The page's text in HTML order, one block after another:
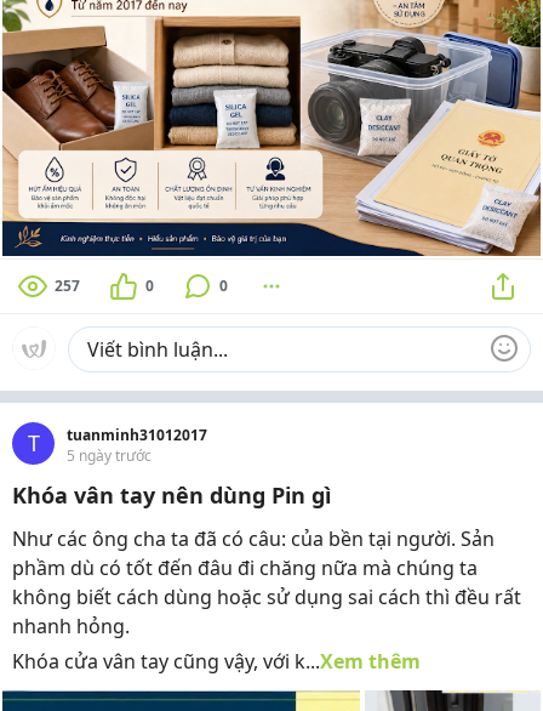
257 0 0
T
tuanminh31012017
5 ngày trước
Khóa vân tay nên dùng Pin gì
Như các ông cha ta đã có câu: của bền tại người. Sản
phầm dù có tốt đến đâu đi chăng nữa mà chúng ta
không biết cách dùng hoặc sử dụng sai cách thì đều rất
nhanh hỏng.
Khóa cửa vân tay cũng vậy, với k...Xem thêm